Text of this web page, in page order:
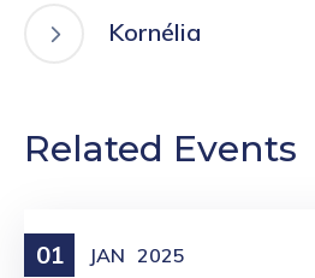
Kornélia
Related Events
01 JAN 2025
Meniny